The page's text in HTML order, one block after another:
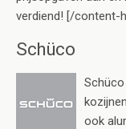
verdiend! [/content-
Schüco
ook